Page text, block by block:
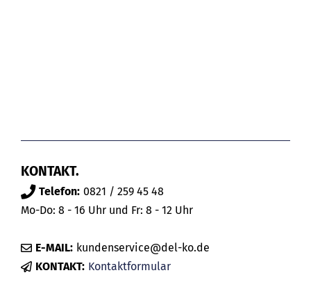
KONTAKT.
Telefon: 0821 / 259 45 48
Mo-Do: 8 - 16 Uhr und Fr: 8 - 12 Uhr
E-MAIL: kundenservice@del-ko.de
KONTAKT: Kontaktformular